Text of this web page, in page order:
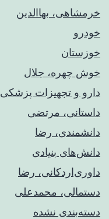
خرمشاهی، بهاالدین
خودرو
خوزستان
خوش چهره، جلال
دارو و تجهیزات پزشکی
داستانی، مرتضی
دانشمندی، رضا
دانش‌های بنیادی
داوری‌اردکانی، رضا
دستمالی، محمدعلی
دسته‌بندی نشده